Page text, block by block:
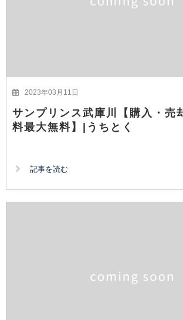
2023年03月11日
サンプリンス武庫川【購入・売
料最大無料】|うちとく
記事を読む